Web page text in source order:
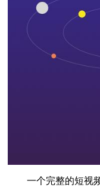
一个完整的短视